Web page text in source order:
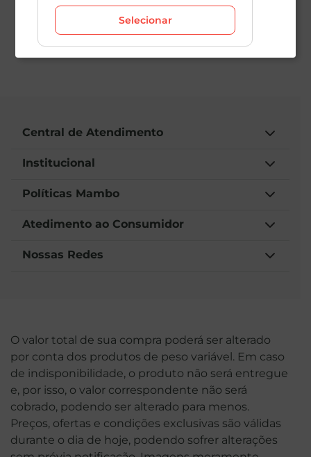
Central de Atendimento
Institucional
Políticas Mambo
Atedimento ao Consumidor
Nossas Redes
O valor total de sua compra poderá ser alterado
por conta dos produtos de peso variável. Em caso
de indisponibilidade, o produto não será entregue
e, por isso, o valor correspondente não será
cobrado, podendo ser alterado para menos.
Preços, ofertas e condições exclusivas são válidas
durante o dia de hoje, podendo sofrer alterações
Selecionar